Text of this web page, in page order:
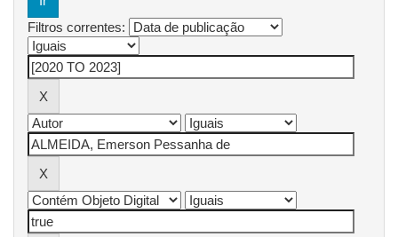
Filtros correntes: